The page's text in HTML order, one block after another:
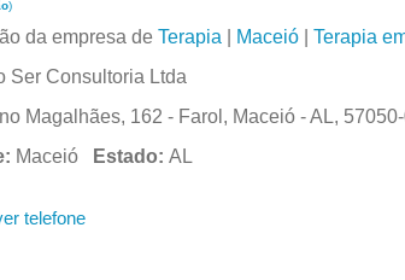
)
da empresa de Terapia Maceió| Terapia
Ser Consultoria Ltda
Magalhães, 162 - Farol, Maceió - AL,
Maceió Estado: AL
telefone